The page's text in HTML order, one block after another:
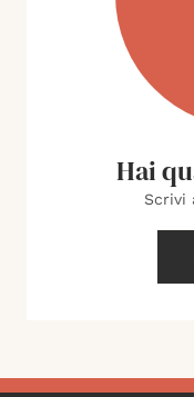
Hai
Scrivi